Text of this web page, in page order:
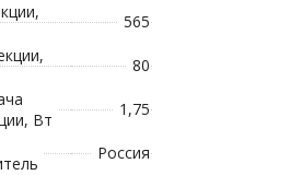
565
80
Вт
1,75
Россия